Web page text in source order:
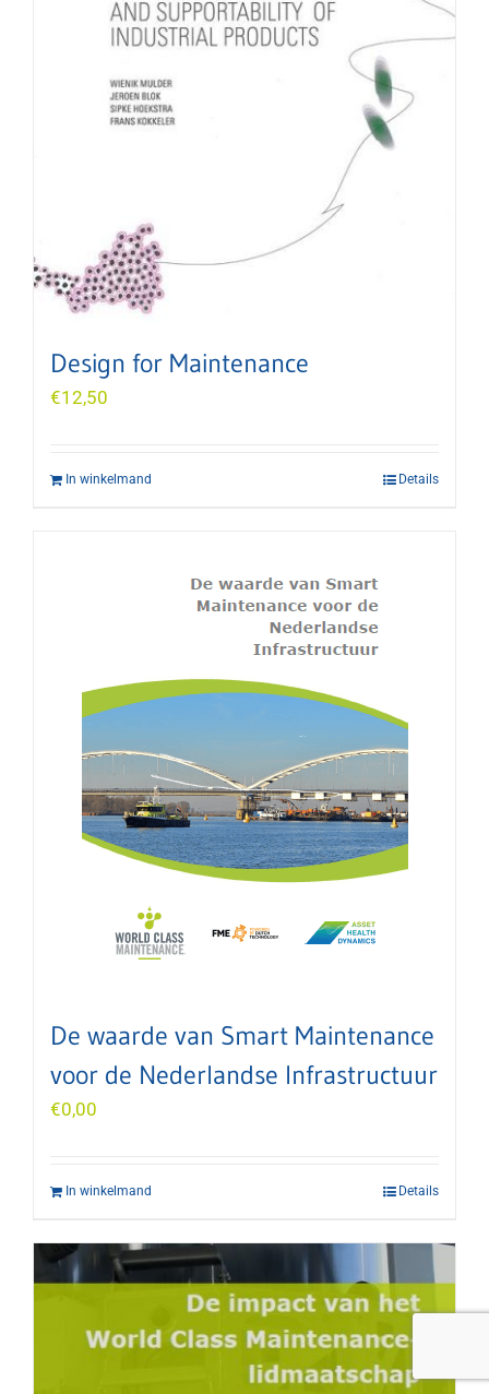
Design for Maintenance
€12,50
In winkelmand Details
De waarde van Smart Maintenance
voor de Nederlandse Infrastructuur
€0,00
In winkelmand Details